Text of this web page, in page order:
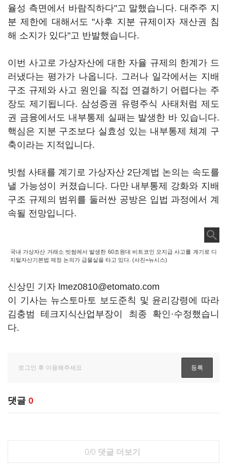
율성 측면에서 바람직하다"고 말했습니다. 대주주 지
분 제한에 대해서도 "사후 지분 규제이자 재산권 침
해 소지가 있다"고 반발했습니다.
이번 사고로 가상자산에 대한 자율 규제의 한계가 드
러냈다는 평가가 나옵니다. 그러나 일각에서는 지배
구조 규제와 사고 원인을 직접 연결하기 어렵다는 주
장도 제기됩니다. 삼성증권 유령주식 사태처럼 제도
권 금융에서도 내부통제 실패는 발생한 바 있습니다.
핵심은 지분 구조보다 실효성 있는 내부통제 체계 구
축이라는 지적입니다.
빗썸 사태를 계기로 가상자산 2단계법 논의는 속도를
낼 가능성이 커졌습니다. 다만 내부통제 강화와 지배
구조 규제의 범위를 둘러싼 공방은 입법 과정에서 계
속될 전망입니다.
국내 가상자산 거래소 빗썸에서 발생한 60조원대 비트코인 오지급 사고를 계기로 디
지털자산기본법 제정 논의가 급물살을 타고 있다. (사진=뉴시스)
신상민 기자 lmez0810@etomato.com
이 기사는 뉴스토마토 보도준칙 및 윤리강령에 따라
김충범 테크지식산업부장이 최종 확인·수정했습니
다.
댓글 0
0/0 댓글 더보기